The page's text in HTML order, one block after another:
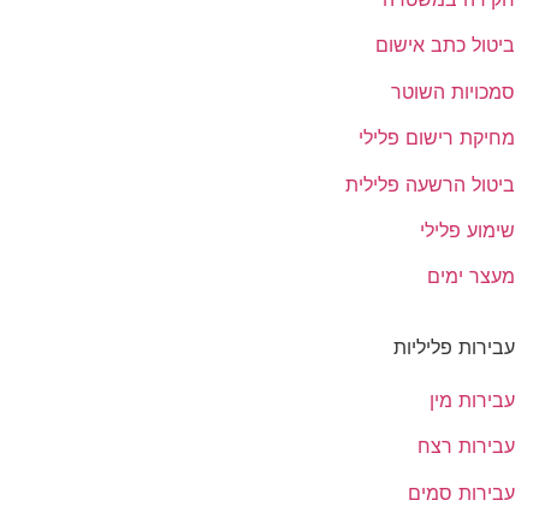
ביטול כתב אישום
סמכויות השוטר
מחיקת רישום פלילי
ביטול הרשעה פלילית
שימוע פלילי
מעצר ימים
עבירות פליליות
עבירות מין
עבירות רצח
עבירות סמים